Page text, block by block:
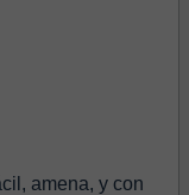
amena, y con